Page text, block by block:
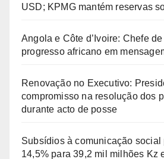
USD; KPMG mantém reservas
Angola e Côte d’Ivoire: Chefe
progresso africano em
Renovação no Executivo:
compromisso na resolução dos
durante acto de posse
Subsídios à comunicação
14,5% para 39,2 mil milhões Kz